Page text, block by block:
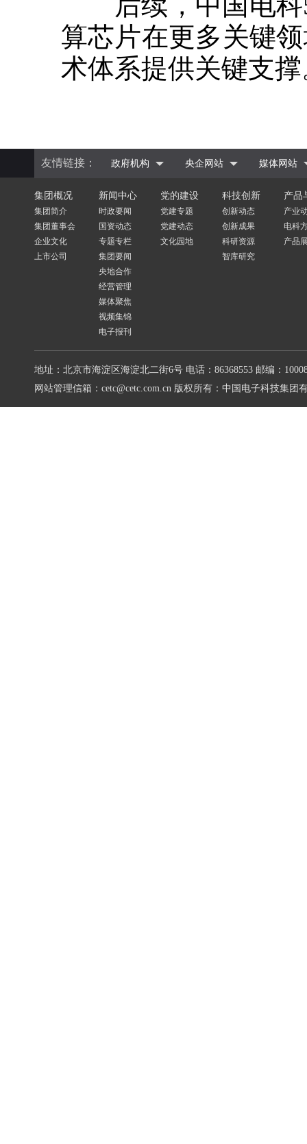
算芯片在更多关键
术体系提供关键支
友情链接： 政府机构 央企网站 媒体网站
集团概况
集团简介
集团董事会
企业文化
上市公司
新闻中心
时政要闻
国资动态
专题专栏
集团要闻
央地合作
经营管理
媒体聚焦
视频集锦
电子报刊
党的建设
党建专题
党建动态
文化园地
科技创新
创新动态
创新成果
科研资源
智库研究
产品
产业
电科
产品
地址：北京市海淀区海淀北二街6号 电话：86368553 邮编：
网站管理信箱：cetc@cetc.com.cn 版权所有：中国电子科技集团